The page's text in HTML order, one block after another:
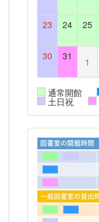
23 24 25
30 31 1
通常開館
土日祝